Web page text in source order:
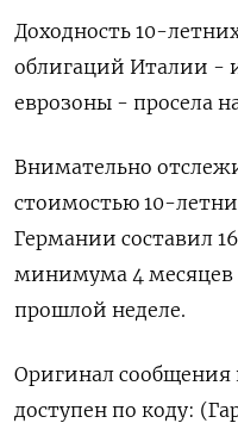
Доходность 10-
облигаций Италии -
еврозоны - просела
Внимательно
стоимостью 10-
Германии составил
минимума 4 месяцев
прошлой неделе.
Оригинал сообщения
доступен по коду: